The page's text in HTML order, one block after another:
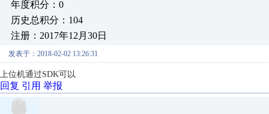
年度积分：0
历史总积分：104
注册：2017年12月30日
发表于：2018-02-02 13:26:31
上位机通过SDK可以
回复 引用 举报